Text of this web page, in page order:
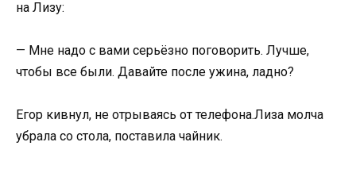
на Лизу:
— Мне надо с вами серьёзно поговорить. Лучше,
чтобы все были. Давайте после ужина, ладно?
Егор кивнул, не отрываясь от телефона.Лиза молча
убрала со стола, поставила чайник.